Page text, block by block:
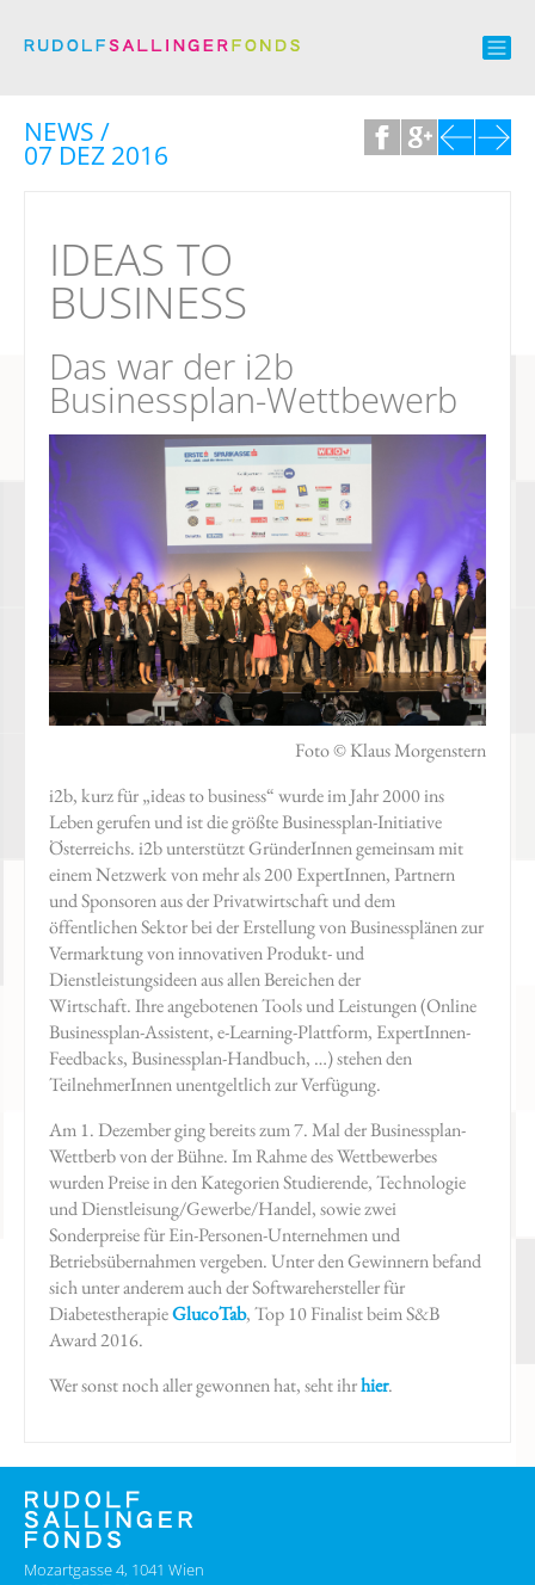
NEWS /
07 DEZ 2016
IDEAS TO
BUSINESS
Das war der i2b
Businessplan-Wettbewerb
Foto © Klaus Morgenstern
i2b, kurz für „ideas to business“ wurde im Jahr 2000 ins
Leben gerufen und ist die größte Businessplan-Initiative
Österreichs. i2b unterstützt GründerInnen gemeinsam mit
einem Netzwerk von mehr als 200 ExpertInnen, Partnern
und Sponsoren aus der Privatwirtschaft und dem
öffentlichen Sektor bei der Erstellung von Businessplänen zur
Vermarktung von innovativen Produkt- und
Dienstleistungsideen aus allen Bereichen der
Wirtschaft. Ihre angebotenen Tools und Leistungen (Online
Businessplan-Assistent, e-Learning-Plattform, ExpertInnen-
Feedbacks, Businessplan-Handbuch, …) stehen den
TeilnehmerInnen unentgeltlich zur Verfügung.
Am 1. Dezember ging bereits zum 7. Mal der Businessplan-
Wettberb von der Bühne. Im Rahme des Wettbewerbes
wurden Preise in den Kategorien Studierende, Technologie
und Dienstleisung/Gewerbe/Handel, sowie zwei
Sonderpreise für Ein-Personen-Unternehmen und
Betriebsübernahmen vergeben. Unter den Gewinnern befand
sich unter anderem auch der Softwarehersteller für
DiabetestherapieGlucoTab, Top 10 Finalist beim S&B
Award 2016.
Wer sonst noch aller gewonnen hat, seht ihrhier.
Mozartgasse 4, 1041 Wien